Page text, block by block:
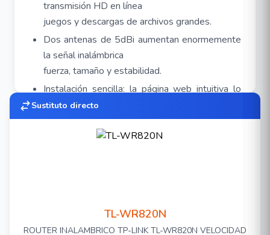
transmisión HD en línea
juegos y descargas de archivos grandes.
Dos antenas de 5dBi aumentan enormemente
la señal inalámbrica
fuerza, tamaño y estabilidad.
Instalación sencilla: la página web intuitiva lo
guía a través de
proceso de configuración en minutos.
Multimodo: admite enrutador, extensor de
Sustituto directo
TL-WR820N
ROUTER INALAMBRICO TP-LINK TL-WR820N VELOCIDAD